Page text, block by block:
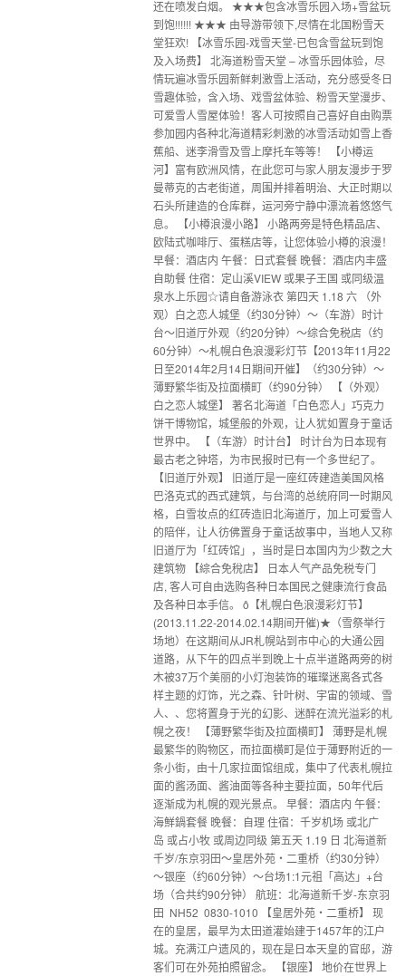
还在喷发白烟。 ★★★包含冰雪乐园入场+雪盆玩
到饱!!!!!! ★★★ 由导游带领下,尽情在北国粉雪天
堂狂欢! 【冰雪乐园-戏雪天堂-已包含雪盆玩到饱
及入场费】 北海道粉雪天堂 – 冰雪乐园体验，尽
情玩遍冰雪乐园新鲜刺激雪上活动，充分感受冬日
雪趣体验，含入场、戏雪盆体验、粉雪天堂漫步、
可爱雪人雪屋体验！客人可按照自己喜好自由购票
参加园内各种北海道精彩刺激的冰雪活动如雪上香
蕉船、迷李滑雪及雪上摩托车等等！ 【小樽运
河】富有欧洲风情，在此您可与家人朋友漫步于罗
曼蒂克的古老街道，周围并排着明治、大正时期以
石头所建造的仓库群，运河旁宁静中漂流着悠悠气
息。 【小樽浪漫小路】 小路两旁是特色精品店、
欧陆式咖啡厅、蛋糕店等，让您体验小樽的浪漫！
早餐：酒店内 午餐：日式套餐 晚餐：酒店内丰盛
自助餐 住宿：定山溪VIEW 或果子王国 或同级温
泉水上乐园☆请自备游泳衣 第四天 1.18 六 （外
观）白之恋人城堡（约30分钟）～（车游）时计
台～旧道厅外观（约20分钟）～综合免税店（约
60分钟）～札幌白色浪漫彩灯节【2013年11月22
日至2014年2月14日期间开催】（约30分钟）～
薄野繁华街及拉面横町（约90分钟） 【（外观）
白之恋人城堡】 著名北海道「白色恋人」巧克力
饼干博物馆，城堡般的外观，让人犹如置身于童话
世界中。 【（车游）时计台】 时计台为日本现有
最古老之钟塔，为市民报时已有一个多世纪了。
【旧道厅外观】 旧道厅是一座红砖建造美国风格
巴洛克式的西式建筑，与台湾的总统府同一时期风
格，白雪妆点的红砖造旧北海道厅，加上可爱雪人
的陪伴，让人彷佛置身于童话故事中，当地人又称
旧道厅为「红砖馆」，当时是日本国内为少数之大
建筑物 【綜合免稅店】 日本人气产品免税专门
店, 客人可自由选购各种日本国民之健康流行食品
及各种日本手信。 ô【札幌白色浪漫彩灯节】
(2013.11.22-2014.02.14期间开催)★（雪祭举行
场地）在这期间从JR札幌站到市中心的大通公园
道路，从下午的四点半到晚上十点半道路两旁的树
木被37万个美丽的小灯泡装饰的璀璨迷离各式各
样主题的灯饰，光之森、针叶树、宇宙的领域、雪
人、、您将置身于光的幻影、迷醉在流光溢彩的札
幌之夜！ 【薄野繁华街及拉面横町】 薄野是札幌
最繁华的购物区，而拉面横町是位于薄野附近的一
条小街，由十几家拉面馆组成，集中了代表札幌拉
面的酱汤面、酱油面等各种主要拉面，50年代后
逐渐成为札幌的观光景点。 早餐：酒店内 午餐：
海鮮鍋套餐 晚餐：自理 住宿：千岁机场 或北广
岛 或占小牧 或周边同级 第五天 1.19 日 北海道新
千岁/东京羽田～皇居外苑‧二重桥（约30分钟）
～银座（约60分钟）～台场1:1元祖「高达」+台
场（合共约90分钟） 航班：北海道新千岁-东京羽
田 NH52 0830-1010 【皇居外苑‧二重桥】 现
在的皇居，最早为太田道灌始建于1457年的江户
城。充满江户遗风的，现在是日本天皇的官邸，游
客们可在外苑拍照留念。 【银座】 地价在世界上